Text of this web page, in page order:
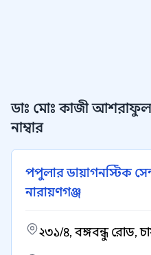
ডাঃ মোঃ কাজী
নাম্বার
পপুলার ডায়াগনস্টিক
নারায়ণগঞ্জ
২৩১/৪, বঙ্গবন্ধু রোড,